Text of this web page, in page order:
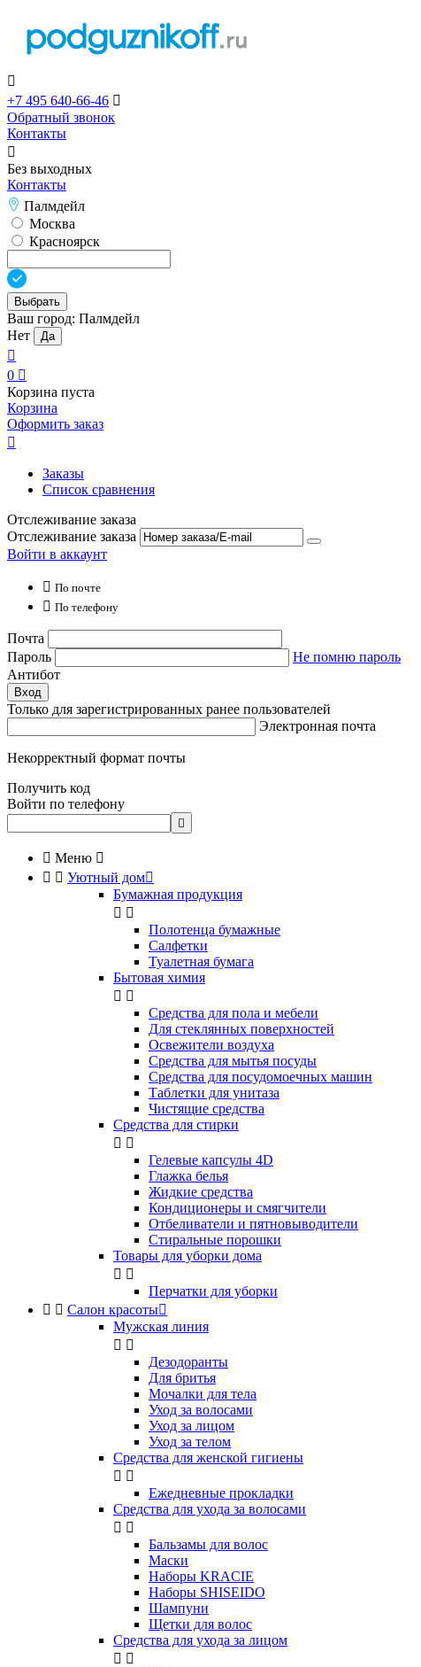

+7 495 640-66-46 
Обратный звонок
Контакты

Без выходных
Контакты
Палмдейл
Москва
Красноярск
Выбрать
Ваш город: Палмдейл
Нет
Да

0 
Корзина пуста
Корзина
Оформить заказ

Заказы
Список сравнения
Отслеживание заказа
Отслеживание заказа
Войти в аккаунт
 По почте
 По телефону
Почта
Пароль
Не помню пароль
Антибот
Вход
Только для зарегистрированных ранее пользователей
Электронная почта
Некорректный формат почты
Получить код
Войти по телефону

 Меню 
  Уютный дом
Бумажная продукция
 
Полотенца бумажные
Салфетки
Туалетная бумага
Бытовая химия
 
Cредства для пола и мебели
Для стеклянных поверхностей
Освежители воздуха
Средства для мытья посуды
Средства для посудомоечных машин
Таблетки для унитаза
Чистящие средства
Средства для стирки
 
Гелевые капсулы 4D
Глажка белья
Жидкие средства
Кондиционеры и смягчители
Отбеливатели и пятновыводители
Стиральные порошки
Товары для уборки дома
 
Перчатки для уборки
  Салон красоты
Мужская линия
 
Дезодоранты
Для бритья
Мочалки для тела
Уход за волосами
Уход за лицом
Уход за телом
Средства для женской гигиены
 
Ежедневные прокладки
Средства для ухода за волосами
 
Бальзамы для волос
Маски
Наборы KRACIE
Наборы SHISEIDO
Шампуни
Щетки для волос
Средства для ухода за лицом
 